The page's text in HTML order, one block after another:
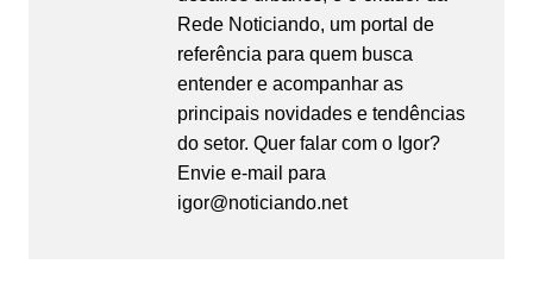
Rede Noticiando, um portal de
referência para quem busca
entender e acompanhar as
principais novidades e tendências
do setor. Quer falar com o Igor?
Envie e-mail para
igor@noticiando.net